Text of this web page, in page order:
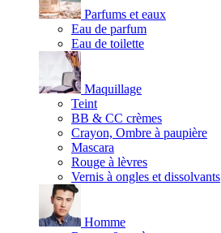
Parfums et eaux
Eau de parfum
Eau de toilette
Maquillage
Teint
BB & CC crèmes
Crayon, Ombre à paupière
Mascara
Rouge à lèvres
Vernis à ongles et dissolvants
Homme